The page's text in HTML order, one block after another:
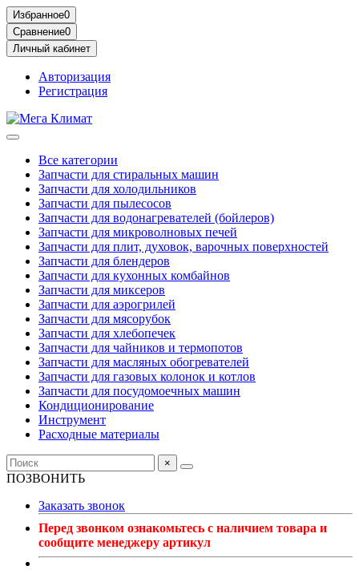
Избранное0
Сравнение0
Личный кабинет
Авторизация
Регистрация
Все категории
Запчасти для стиральных машин
Запчасти для холодильников
Запчасти для пылесосов
Запчасти для водонагревателей (бойлеров)
Запчасти для микроволновых печей
Запчасти для плит, духовок, варочных поверхностей
Запчасти для блендеров
Запчасти для кухонных комбайнов
Запчасти для миксеров
Запчасти для аэрогрилей
Запчасти для мясорубок
Запчасти для хлебопечек
Запчасти для чайников и термопотов
Запчасти для масляных обогревателей
Запчасти для газовых колонок и котлов
Запчасти для посудомоечных машин
Кондиционирование
Инструмент
Расходные материалы
×
ПОЗВОНИТЬ
Заказать звонок
Перед звонком ознакомьтесь с наличием товара и
сообщите менеджеру артикул